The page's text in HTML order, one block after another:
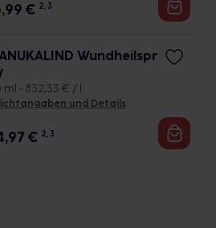
€ 2, 3
Wundheilspr
ml • 832,33 € / l
und Details
€ 2, 3